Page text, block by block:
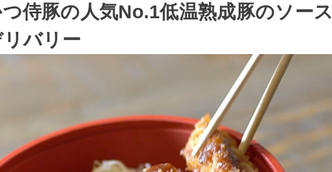
侍豚の人気No.1低温熟成豚のソース
バリー